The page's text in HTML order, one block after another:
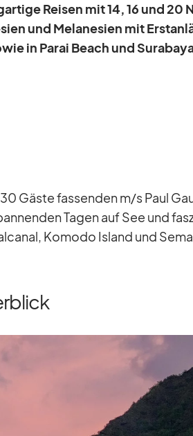
Rei­sen mit 14, 16 und 20
und Me­la­ne­sien mit
in Pa­rai Beach und
Gäste fas­sen­den m/​s Paul
Ta­gen auf See und
Ko­modo Is­land und